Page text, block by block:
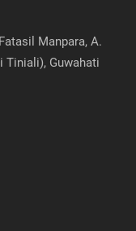
Manpara, A.
Tiniali), Guwahati